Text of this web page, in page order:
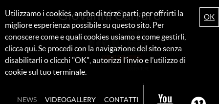
Utilizzamo i cookies, anche di terze parti, per offrirti la
migliore esperienza possibile su questo sito. Per
conoscere come e quali cookies usiamo e come gestirli,
clicca qui. Se procedi con la navigazione del sito senza
disabilitarli o clicchi "OK", autorizzi l’invio e l’utilizzo di
cookie sul tuo terminale.
OK
Giovanni Carraro
NEWS VIDEOGALLERY CONTATTI